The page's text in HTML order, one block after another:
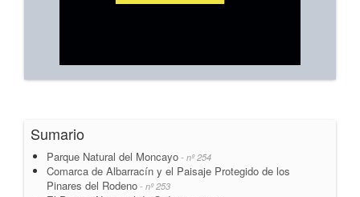
Sumario
Parque Natural del Moncayo - nº 254
Comarca de Albarracín y el Paisaje Protegido de los
Pinares del Rodeno - nº 253